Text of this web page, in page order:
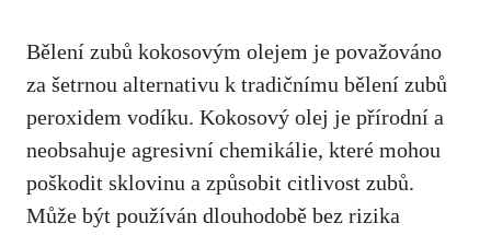
Bělení zubů kokosovým olejem je považováno
za šetrnou alternativu k tradičnímu bělení zubů
peroxidem vodíku. Kokosový olej je přírodní a
neobsahuje agresivní chemikálie, které mohou
poškodit sklovinu a způsobit citlivost zubů.
Může být používán dlouhodobě bez rizika